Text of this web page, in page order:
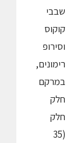
שבבי
קוקוס
וסירופ
רימונים,
במרקם
חלק
חלק
(35